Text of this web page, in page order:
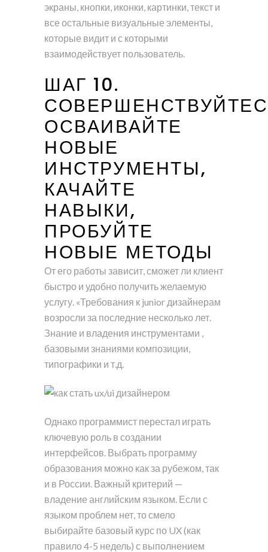
экраны, кнопки, иконки, картинки, текст и
все остальные визуальные элементы,
которые видит и с которыми
взаимодействует пользователь.
ШАГ 10.
ОСВАИВАЙТЕ
НОВЫЕ
ИНСТРУМЕНТЫ,
КАЧАЙТЕ
НАВЫКИ,
ПРОБУЙТЕ
НОВЫЕ МЕТОДЫ
От его работы зависит, сможет ли клиент
быстро и удобно получить желаемую
услугу. «Требования к junior дизайнерам
возросли за последние несколько лет.
Знание и владения инструментами ,
базовыми знаниями композиции,
типографики и т.д.
Однако программист перестал играть
ключевую роль в создании
интерфейсов. Выбрать программу
образования можно как за рубежом, так
и в России. Важный критерий —
владение английским языком. Если с
языком проблем нет, то смело
выбирайте базовый курс по UX (как
правило 4-5 недель) с выполнением